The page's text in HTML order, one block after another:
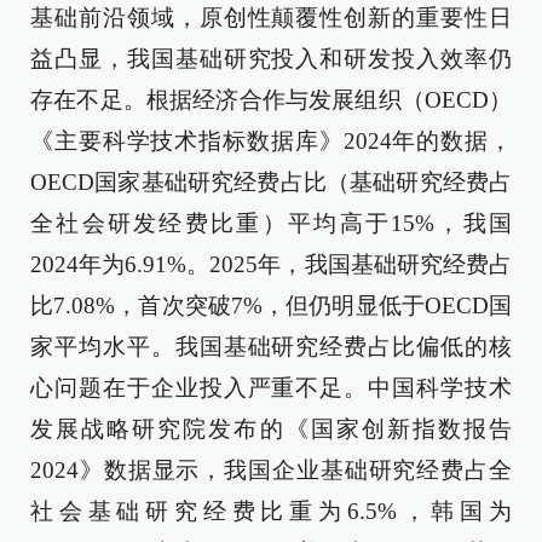
基础前沿领域，原创性颠覆性创新的重要性日
益凸显，我国基础研究投入和研发投入效率仍
存在不足。根据经济合作与发展组织（OECD）
《主要科学技术指标数据库》2024年的数据，
OECD国家基础研究经费占比（基础研究经费占
全社会研发经费比重）平均高于15%，我国
2024年为6.91%。2025年，我国基础研究经费占
比7.08%，首次突破7%，但仍明显低于OECD国
家平均水平。我国基础研究经费占比偏低的核
心问题在于企业投入严重不足。中国科学技术
发展战略研究院发布的《国家创新指数报告
2024》数据显示，我国企业基础研究经费占全
社会基础研究经费比重为6.5%，韩国为